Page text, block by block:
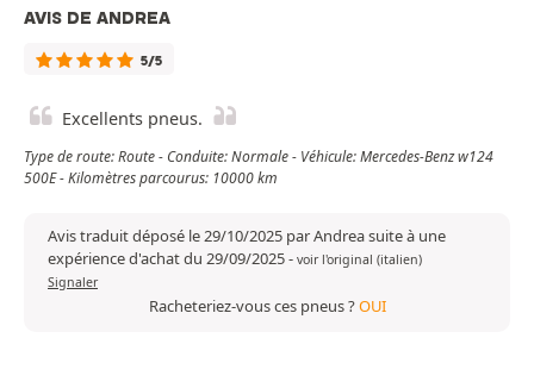
AVIS DE ANDREA
5/5
Excellents pneus.
Type de route: Route - Conduite: Normale - Véhicule: Mercedes-Benz w124
500E - Kilomètres parcourus: 10000 km
Avis traduit déposé le 29/10/2025 par Andrea suite à une
expérience d'achat du 29/09/2025- voir l'original (italien)
Signaler
Racheteriez-vous ces pneus ?OUI